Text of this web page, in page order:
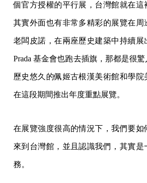
個官方授權的平行展，台灣館就在這
其實外面也有非常多精彩的展覽在周
老闆皮諾，在兩座歷史建築中持續展
Prada 基金會也跑去插旗，那都是很
歷史悠久的佩姬古根漢美術館和學院
在這段期間推出年度重點展覽。
在展覽強度很高的情況下，我們要如
來到台灣館，並且認識我們，其實是
務。